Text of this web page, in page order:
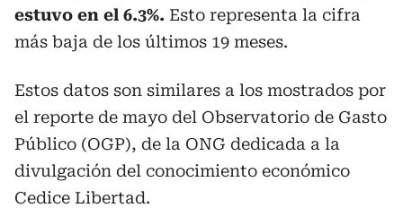
estuvo en el 6.3%. Esto representa la cifra
más baja de los últimos 19 meses.
Estos datos son similares a los mostrados por
el reporte de mayo del Observatorio de Gasto
Público (OGP), de la ONG dedicada a la
divulgación del conocimiento económico
Cedice Libertad.